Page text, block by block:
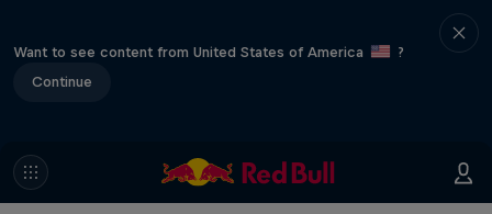
Want to see content from United States of America
?
Continue
F1 Car Returns to India